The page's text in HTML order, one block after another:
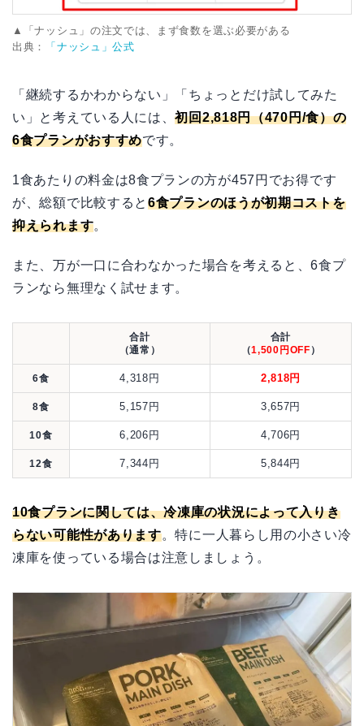
▲「ナッシュ」の注文では、まず食数を選ぶ必要がある
出典：
「ナッシュ」公式
「継続するかわからない」「ちょっとだけ試してみた
い」と考えている人には、初回2,818円（470円/食）の
6食プランがおすすめです。
1食あたりの料金は8食プランの方が457円でお得です
が、総額で比較すると 6食プランのほうが初期コストを
抑えられます。
また、万が一口に合わなかった場合を考えると、6食プ
ランなら無理なく試せます。
合計
（通常）
合計
（1,500円OFF ）
6食 4,318円 2,818円
8食 5,157円 3,657円
10食 6,206円 4,706円
12食 7,344円 5,844円
10食プランに関しては、冷凍庫の状況によって入りき
らない可能性があります。特に一人暮らし用の小さい冷
凍庫を使っている場合は注意しましょう。